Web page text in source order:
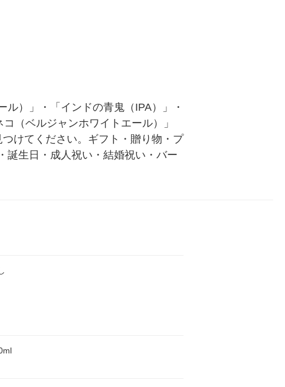
）」・「インドの青鬼（IPA）」・
（ベルジャンホワイトエール）」
けてください。ギフト・贈り物・プ
誕生日・成人祝い・結婚祝い・バー